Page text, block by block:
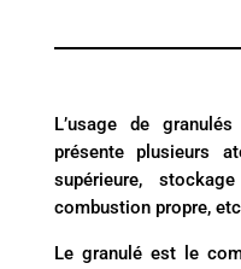
L’usage de
présente plusieurs
supérieure,
combustion propre,
Le granulé est le